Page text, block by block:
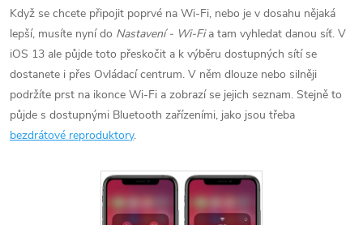
Když se chcete připojit poprvé na Wi-Fi, nebo je v dosahu nějaká
lepší, musíte nyní do Nastavení - Wi-Fia tam vyhledat danou síť. V
iOS 13 ale půjde toto přeskočit a k výběru dostupných sítí se
dostanete i přes Ovládací centrum. V něm dlouze nebo silněji
podržíte prst na ikonce Wi-Fi a zobrazí se jejich seznam. Stejně to
půjde s dostupnými Bluetooth zařízeními, jako jsou třeba
bezdrátové reproduktory.